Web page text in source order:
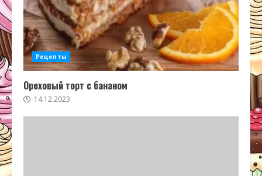
Рецепты
Ореховый торт с бананом
14.12.2023